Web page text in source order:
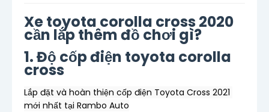
Xe toyota corolla cross 2020
cần lắp thêm đồ chơi gì?
1. Độ cốp điện toyota corolla
cross
Lắp đặt và hoàn thiện cốp điện Toyota Cross 2021
mới nhất tại Rambo Auto